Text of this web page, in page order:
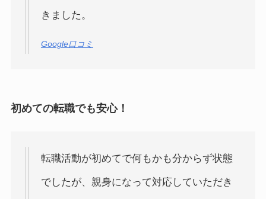
きました。
Google口コミ
初めての転職でも安心！
転職活動が初めてで何もかも分からず状態
でしたが、親身になって対応していただき